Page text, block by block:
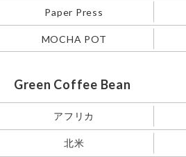
Paper Press
MOCHA POT
Green Coffee Bean
アフリカ
北米